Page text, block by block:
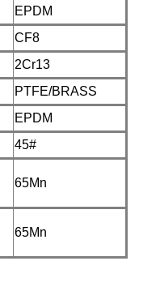
EPDM
CF8
2Cr13
PTFE/BRASS
EPDM
45#
65Mn
65Mn